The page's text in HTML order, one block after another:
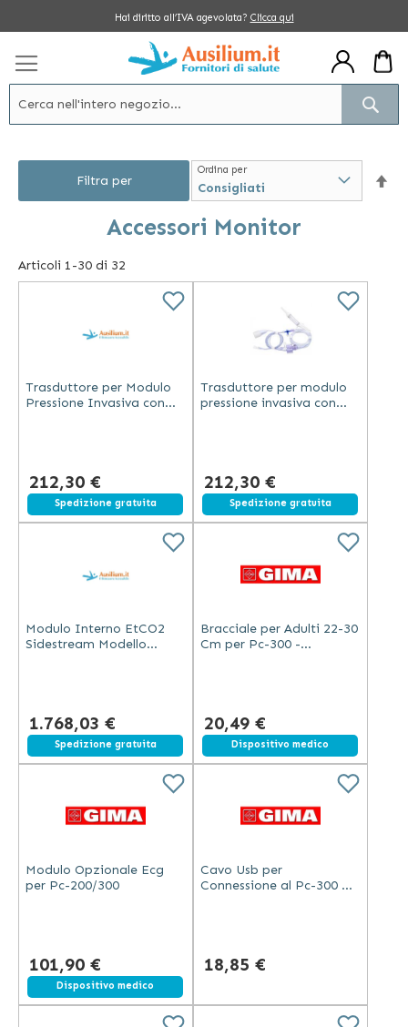
Hai diritto all’IVA agevolata? Clicca qui
Accessori Monitor
Articoli 1-30 di 32
Ordina per
Trasduttore per Modulo
Pressione Invasiva con
212,30 €
Spedizione gratuita
Trasduttore per modulo
pressione invasiva con
212,30 €
Spedizione gratuita
Modulo Interno EtCO2
Sidestream Modello
1.768,03 €
Spedizione gratuita
Bracciale per Adulti 22-30
Cm per Pc-300 -
20,49 €
Dispositivo medico
Modulo Opzionale Ecg
per Pc-200/300
101,90 €
Dispositivo medico
Cavo Usb per
Connessione al Pc-300 a
18,85 €
Filtra per